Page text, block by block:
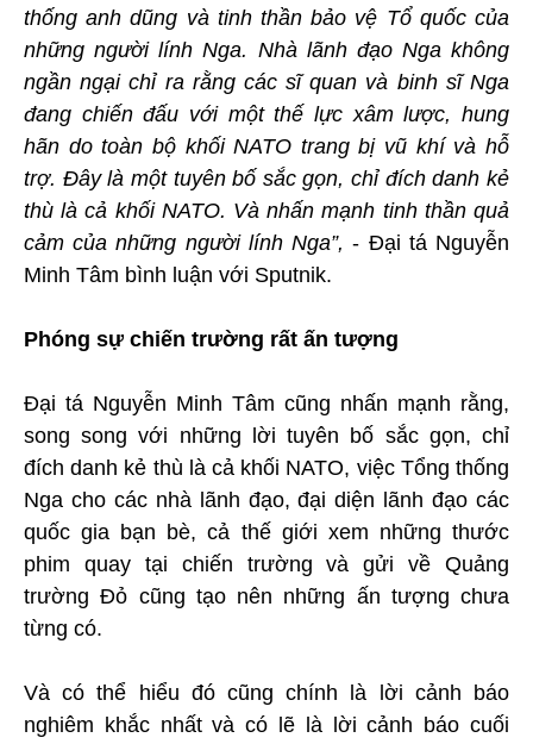
thống anh dũng và tinh thần bảo vệ Tổ quốc của
những người lính Nga. Nhà lãnh đạo Nga không
ngần ngại chỉ ra rằng các sĩ quan và binh sĩ Nga
đang chiến đấu với một thế lực xâm lược, hung
hãn do toàn bộ khối NATO trang bị vũ khí và hỗ
trợ. Đây là một tuyên bố sắc gọn, chỉ đích danh kẻ
thù là cả khối NATO. Và nhấn mạnh tinh thần quả
cảm của những người lính Nga”, - Đại tá Nguyễn
Minh Tâm bình luận với Sputnik.
Phóng sự chiến trường rất ấn tượng
Đại tá Nguyễn Minh Tâm cũng nhấn mạnh rằng,
song song với những lời tuyên bố sắc gọn, chỉ
đích danh kẻ thù là cả khối NATO, việc Tổng thống
Nga cho các nhà lãnh đạo, đại diện lãnh đạo các
quốc gia bạn bè, cả thế giới xem những thước
phim quay tại chiến trường và gửi về Quảng
trường Đỏ cũng tạo nên những ấn tượng chưa
từng có.
Và có thể hiểu đó cũng chính là lời cảnh báo
nghiêm khắc nhất và có lẽ là lời cảnh báo cuối